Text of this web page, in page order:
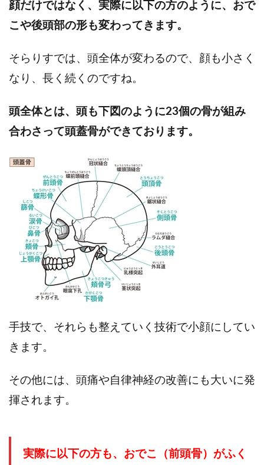
顔だけではなく、実際に以下の方のように、おで
こや後頭部の形も変わってきます。
そらりすでは、頭全体が変わるので、顔も小さく
なり、長く続くのですね。
頭全体とは、頭も下図のように23個の骨が組み
合わさって頭蓋骨ができております。
手技で、それらも整えていく技術で小顔にしてい
きます。
その他には、頭痛や自律神経の改善にも大いに発
揮されます。
実際に以下の方も、おでこ（前頭骨）がふく